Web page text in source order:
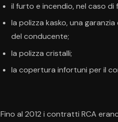
il furto e incendio, nel caso
la polizza kasko, una
del conducente;
la polizza cristalli;
la copertura infortuni per il
Fino al 2012 i contratti RCA